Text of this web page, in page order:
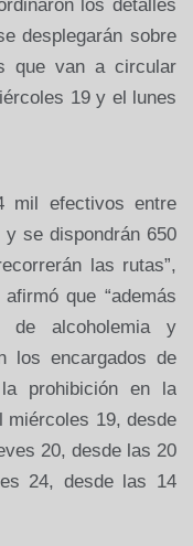
los detalles
desplegarán sobre
que van a circular
19 y el lunes
mil efectivos entre
se dispondrán 650
las rutas”,
que “además
de alcoholemia y
los encargados de
prohibición en la
miércoles 19, desde
20, desde las 20
24, desde las 14